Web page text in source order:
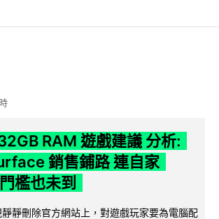
RAM 遊戲建議 分析:
銷售鋪路 連自家
檻也未到
靜刪除官方網站上，對遊戲玩家要為電腦配